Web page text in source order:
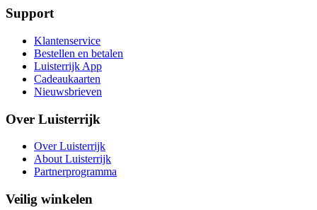
Support
Klantenservice
Bestellen en betalen
Luisterrijk App
Cadeaukaarten
Nieuwsbrieven
Over Luisterrijk
Over Luisterrijk
About Luisterrijk
Partnerprogramma
Veilig winkelen